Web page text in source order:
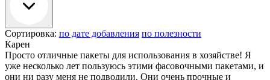
Сортировка: по дате добавления по полезности
Карен
Просто отличные пакеты для использования в хозяйстве! Я
уже несколько лет пользуюсь этими фасовочными пакетами, и
они ни разу меня не подводили. Они очень прочные и